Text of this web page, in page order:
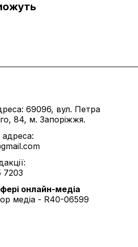
69096, вул. Петра
84, м. Запоріжжя.
7203
онлайн-медіа
медіа - R40-06599